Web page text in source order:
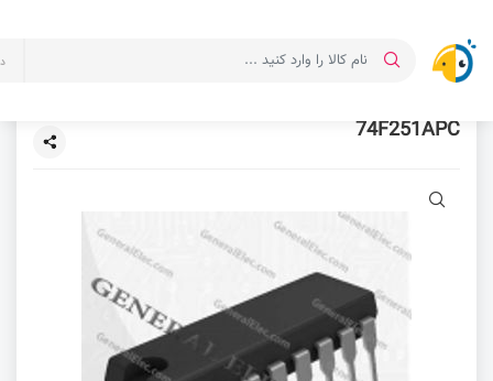
74F251APC